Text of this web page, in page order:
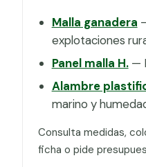
Malla ganadera
explotaciones
Panel malla H.—
Alambre
marino y
Consulta medidas,
ficha o pide